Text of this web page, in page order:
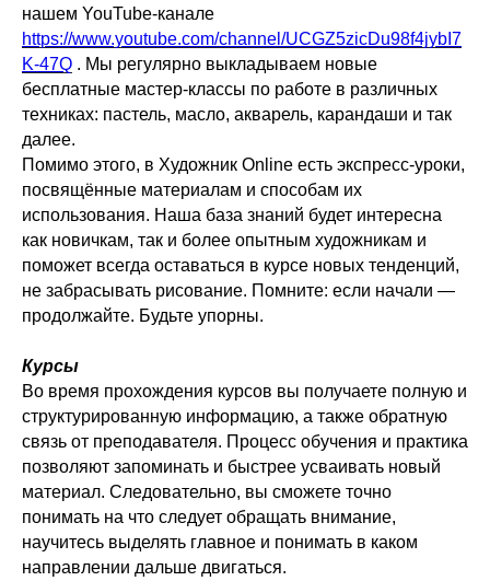
нашем YouTube-канале
https://www.youtube.com/channel/UCGZ5zicDu98f4jybI7
K-47Q . Мы регулярно выкладываем новые
бесплатные мастер-классы по работе в различных
техниках: пастель, масло, акварель, карандаши и так
далее.
Помимо этого, в Художник Online есть экспресс-уроки,
посвящённые материалам и способам их
использования. Наша база знаний будет интересна
как новичкам, так и более опытным художникам и
поможет всегда оставаться в курсе новых тенденций,
не забрасывать рисование. Помните: если начали —
продолжайте. Будьте упорны.
Курсы
Во время прохождения курсов вы получаете полную и
структурированную информацию, а также обратную
связь от преподавателя. Процесс обучения и практика
позволяют запоминать и быстрее усваивать новый
материал. Следовательно, вы сможете точно
понимать на что следует обращать внимание,
научитесь выделять главное и понимать в каком
направлении дальше двигаться.